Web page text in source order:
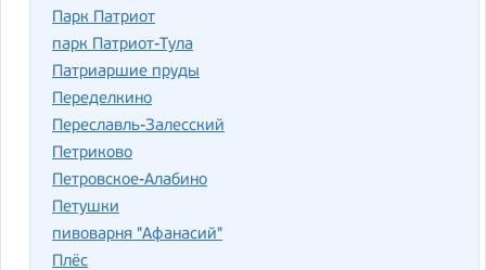
Парк Патриот
парк Патриот-Тула
Патриаршие пруды
Переделкино
Переславль-Залесский
Петриково
Петровское-Алабино
Петушки
пивоварня "Афанасий"
Плёс